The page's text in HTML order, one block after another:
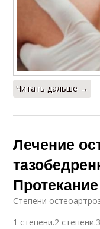
Читать дальше →
Лечение
Степени
1 степени.2